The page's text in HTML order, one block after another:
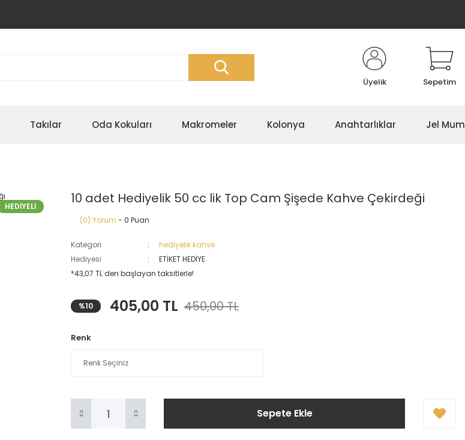
Üyelik Sepetim
Takılar Oda Kokuları Makromeler Kolonya Anahtarlıklar Jel
HEDİYELİ 10 adet Hediyelik 50 cc lik Top Cam Şişede Kahve Çekirdeği
(0) Yorum - 0 Puan
Kategori
hediyelik kahve
Hediyesi
ETİKET HEDİYE
*43,07 TL den başlayan taksitlerle!
%10 405,00 TL 450,00 TL
Renk
Sepete Ekle